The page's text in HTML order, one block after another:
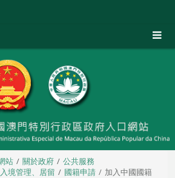
站 關於政府
公共服務
境管理、居留 國籍申請 加入中國國籍